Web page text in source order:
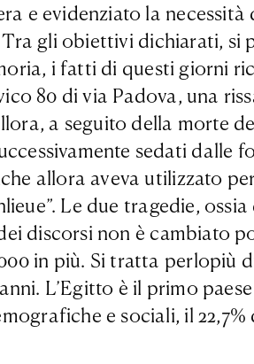
e evidenziato la
gli obiettivi dichiarati, si
i fatti di questi giorni
80 di via Padova, una
a seguito della morte
sedati dalle
allora aveva utilizzato
Le due tragedie,
discorsi non è cambiato
in più. Si tratta
L’Egitto è il primo
e sociali, il